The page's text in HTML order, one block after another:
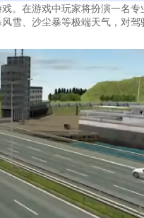
。在游戏中玩家将扮演一名
雪、沙尘暴等极端天气，对